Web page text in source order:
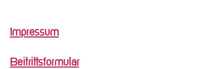
Impressum
Beitrittsformular